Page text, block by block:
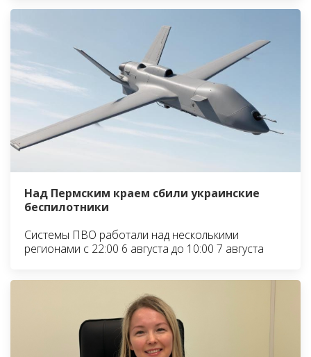
Над Пермским краем сбили украинские
беспилотники
Системы ПВО работали над несколькими
регионами с 22:00 6 августа до 10:00 7 августа